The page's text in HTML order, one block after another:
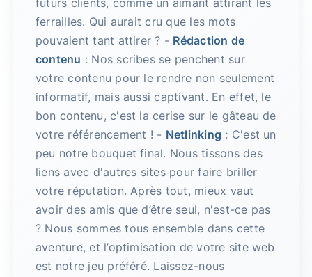
futurs clients, comme un aimant attirant les
ferrailles. Qui aurait cru que les mots
pouvaient tant attirer ? - Rédaction de
contenu : Nos scribes se penchent sur
votre contenu pour le rendre non seulement
informatif, mais aussi captivant. En effet, le
bon contenu, c'est la cerise sur le gâteau de
votre référencement ! - Netlinking : C'est un
peu notre bouquet final. Nous tissons des
liens avec d'autres sites pour faire briller
votre réputation. Après tout, mieux vaut
avoir des amis que d’être seul, n'est-ce pas
? Nous sommes tous ensemble dans cette
aventure, et l’optimisation de votre site web
est notre jeu préféré. Laissez-nous